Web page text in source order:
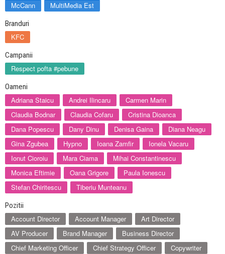
McCann MultiMedia Est
Branduri
KFC
Campanii
Respect pofta #pebune
Oameni
Adriana Staicu Andrei Ilincaru
Carmen Marin
Claudia Bodnar
Claudia Cofaru
Cristina Dioanca
Dana Popescu
Dany Dinu Denisa Gaina
Diana Neagu
Gina Zgubea
Hypno Ioana Zamfir
Ionela Vacaru
Ionut Cioroiu
Mara Ciama
Mihai Constantinescu
Monica Eftimie
Oana Grigore
Paula Ionescu
Stefan Chiritescu
Tiberiu Munteanu
Pozitii
Account Director Account Manager
Art Director
AV Producer
Brand Manager
Business Director
Chief Marketing Officer
Chief Strategy Officer
Copywriter